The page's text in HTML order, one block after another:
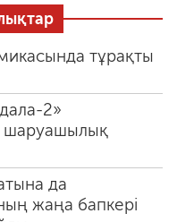
тұрақты
2»
шаруашылық
да
жаңа бапкері